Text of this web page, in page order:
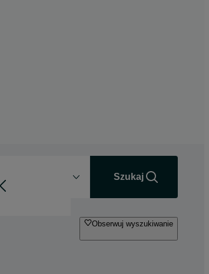
Szukaj
Obserwuj wyszukiwanie